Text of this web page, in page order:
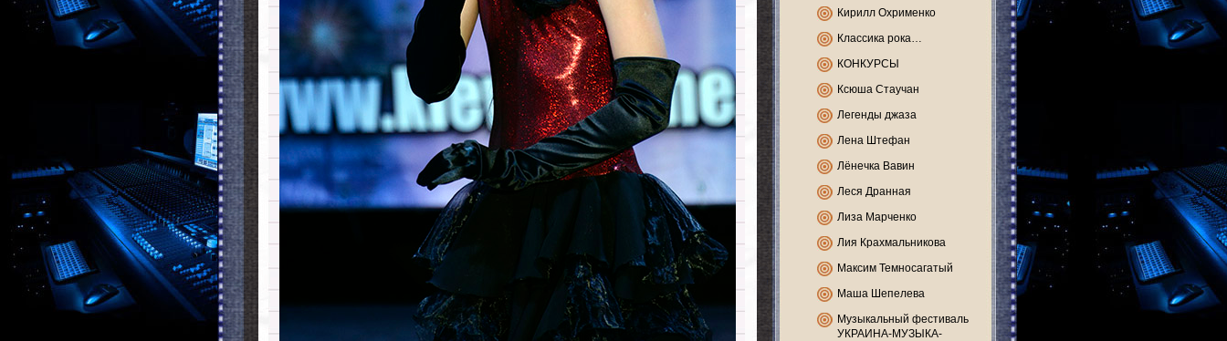
Кирилл Охрименко
Классика рока…
КОНКУРСЫ
Ксюша Стаучан
Легенды джаза
Лена Штефан
Лёнечка Вавин
Леся Дранная
Лиза Марченко
Лия Крахмальникова
Максим Темносагатый
Маша Шепелева
Музыкальный фестиваль
УКРАИНА-МУЗЫКА-